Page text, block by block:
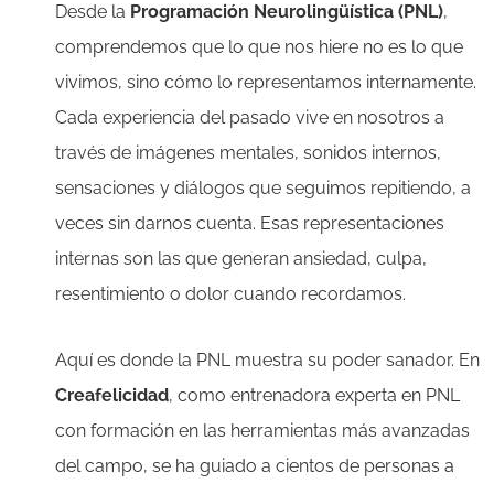
Desde la Programación Neurolingüística (PNL),
comprendemos que lo que nos hiere no es lo que
vivimos, sino cómo lo representamos internamente.
Cada experiencia del pasado vive en nosotros a
través de imágenes mentales, sonidos internos,
sensaciones y diálogos que seguimos repitiendo, a
veces sin darnos cuenta. Esas representaciones
internas son las que generan ansiedad, culpa,
resentimiento o dolor cuando recordamos.
Aquí es donde la PNL muestra su poder sanador. En
Creafelicidad, como entrenadora experta en PNL
con formación en las herramientas más avanzadas
del campo, se ha guiado a cientos de personas a